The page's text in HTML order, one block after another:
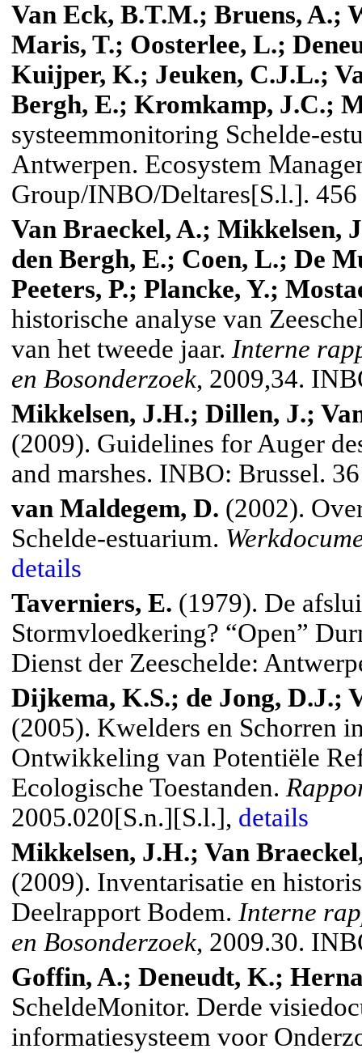
Van Eck, B.T.M.; Bruens, A.;
Maris, T.; Oosterlee, L.;
Kuijper, K.; Jeuken, C.J.L.;
Bergh, E.; Kromkamp, J.C.;
systeemmonitoring Schelde-
Antwerpen. Ecosystem
Group/INBO/Deltares[S.l.].
Van Braeckel, A.; Mikkelsen,
den Bergh, E.; Coen, L.; De
Peeters, P.; Plancke, Y.;
historische analyse van
van het tweede jaar. Interne
en Bosonderzoek, 2009,34.
Mikkelsen, J.H.; Dillen, J.;
(2009). Guidelines for Auger
and marshes. INBO: Brussel.
van Maldegem, D. (2002).
Schelde-estuarium.
details
Taverniers, E. (1979). De
Stormvloedkering? “Open”
Dienst der Zeeschelde:
Dijkema, K.S.; de Jong, D.J.;
(2005). Kwelders en Schorren
Ontwikkeling van Potentiële
Ecologische Toestanden.
2005.020[S.n.][S.l.], details
Mikkelsen, J.H.; Van
(2009). Inventarisatie en
Deelrapport Bodem. Interne
en Bosonderzoek, 2009.30.
Goffin, A.; Deneudt, K.;
ScheldeMonitor. Derde
informatiesysteem voor